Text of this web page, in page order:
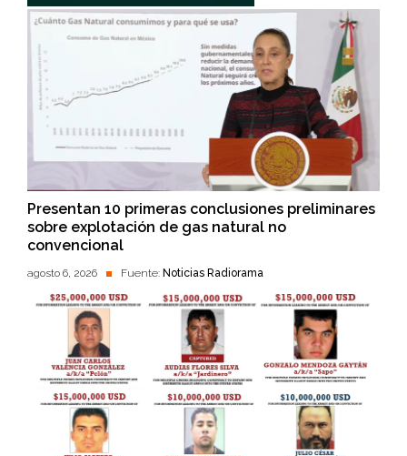
Presentan 10 primeras conclusiones preliminares
sobre explotación de gas natural no
convencional
agosto 6, 2026 Fuente: Noticias Radiorama